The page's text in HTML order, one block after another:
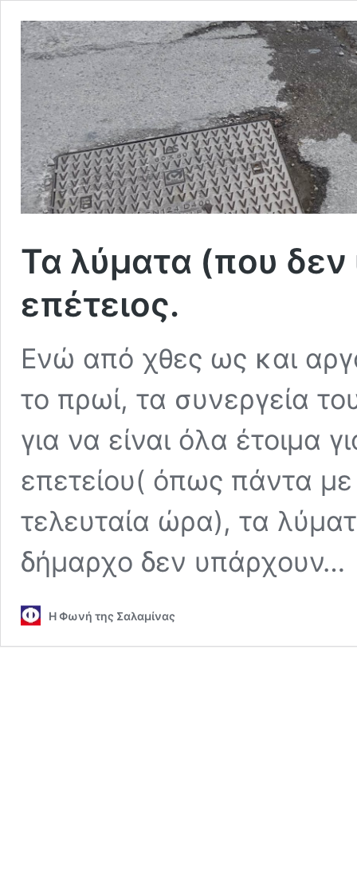
Τα λύματα (που δεν
επέτειος.
Ενώ από χθες ως και
το πρωί, τα συνεργεία
για να είναι όλα έτοιμα
επετείου( όπως πάντα
τελευταία ώρα), τα
δήμαρχο δεν υπάρχουν…
Η Φωνή της Σαλαμίνας